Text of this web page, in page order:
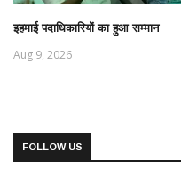
इहमाई पदाधिकारियों का हुआ सम्मान
Aug 9, 2026
FOLLOW US